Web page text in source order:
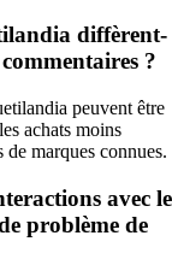
diffèrent-
?
peuvent être
achats moins
marques connues.
avec le
problème de